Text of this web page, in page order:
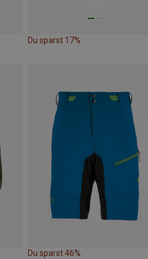
Du sparst 17%
Du sparst 46%